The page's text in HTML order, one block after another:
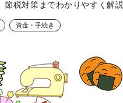
節税対策までわかりやすく解説
資金・手続き